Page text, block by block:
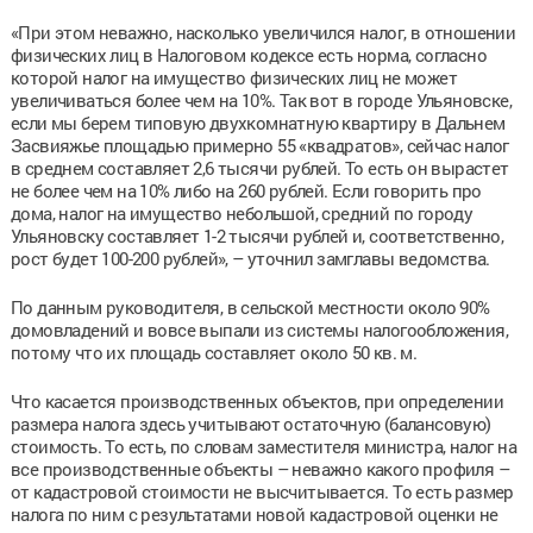
«При этом неважно, насколько увеличился налог, в отношении
физических лиц в Налоговом кодексе есть норма, согласно
которой налог на имущество физических лиц не может
увеличиваться более чем на 10%. Так вот в городе Ульяновске,
если мы берем типовую двухкомнатную квартиру в Дальнем
Засвияжье площадью примерно 55 «квадратов», сейчас налог
в среднем составляет 2,6 тысячи рублей. То есть он вырастет
не более чем на 10% либо на 260 рублей. Если говорить про
дома, налог на имущество небольшой, средний по городу
Ульяновску составляет 1-2 тысячи рублей и, соответственно,
рост будет 100-200 рублей», – уточнил замглавы ведомства.
По данным руководителя, в сельской местности около 90%
домовладений и вовсе выпали из системы налогообложения,
потому что их площадь составляет около 50 кв. м.
Что касается производственных объектов, при определении
размера налога здесь учитывают остаточную (балансовую)
стоимость. То есть, по словам заместителя министра, налог на
все производственные объекты – неважно какого профиля –
от кадастровой стоимости не высчитывается. То есть размер
налога по ним с результатами новой кадастровой оценки не